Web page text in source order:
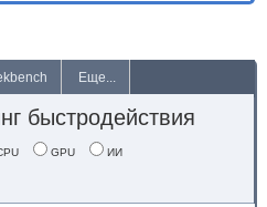
Еще...
быстродействия
GPU ИИ